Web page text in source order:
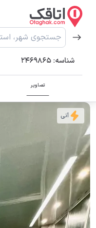
شناسه: 2469865
تصاویر
آنی